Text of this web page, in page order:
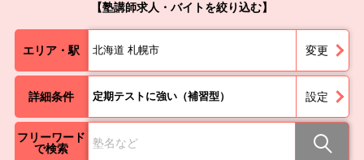
【塾講師求人・バイトを絞り込む】
エリア・駅 北海道 札幌市 変更
詳細条件 定期テストに強い（補習型） 設定
フリーワード
で検索